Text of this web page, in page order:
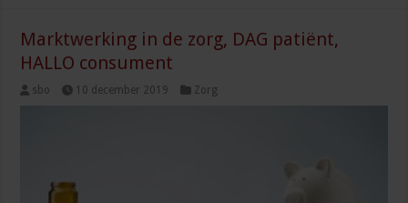
Marktwerking in de zorg, DAG patiënt,
HALLO consument
sbo 10 december 2019 Zorg